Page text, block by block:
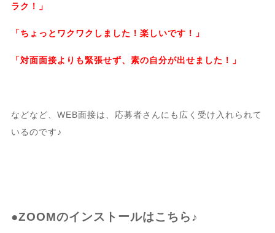
ラク！」
「ちょっとワクワクしました！楽しいです！」
「対面面接よりも緊張せず、素の自分が出せました！」
などなど、WEB面接は、応募者さんにも広く受け入れられて
いるのです♪
●ZOOMのインストールはこちら♪